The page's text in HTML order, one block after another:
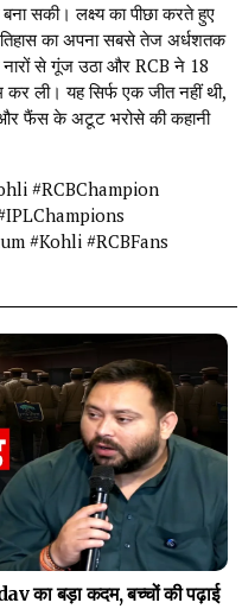
सकी। लक्ष्य का पीछा करते हुए
का अपना सबसे तेज अर्धशतक
से गूंज उठा और RCB ने 18
ली। यह सिर्फ एक जीत नहीं थी,
फैंस के अटूट भरोसे की कहानी
#RCBChampion
#Kohli #RCBFans
का बड़ा कदम, बच्चों की पढ़ाई